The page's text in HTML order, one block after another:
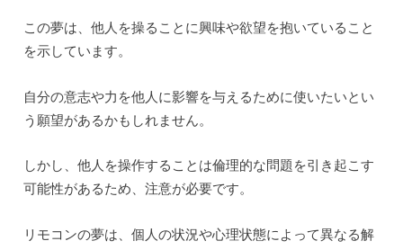
この夢は、他人を操ることに興味や欲望を抱いていること
を示しています。
自分の意志や力を他人に影響を与えるために使いたいとい
う願望があるかもしれません。
しかし、他人を操作することは倫理的な問題を引き起こす
可能性があるため、注意が必要です。
リモコンの夢は、個人の状況や心理状態によって異なる解